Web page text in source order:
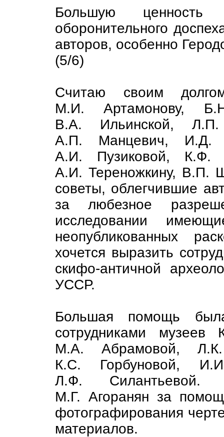
Большую ценность
оборонительного
авторов, особенно
(5/6)
Считаю своим
М.И. Артамонову,
В.А. Ильинской,
А.П. Манцевич, И.Д.
A.И. Пузиковой, К.Ф.
А.И. Тереножкину, B.П.
советы, облегчившие
за любезное
исследовании
неопубликованных
хочется выразить
скифо-античной
УССР.
Большая помощь
сотрудниками
М.А. Абрамовой,
К.С. Горбуновой,
Л.Ф. Силантьевой.
М.Г. Агоранян за
фотографирования
материалов.